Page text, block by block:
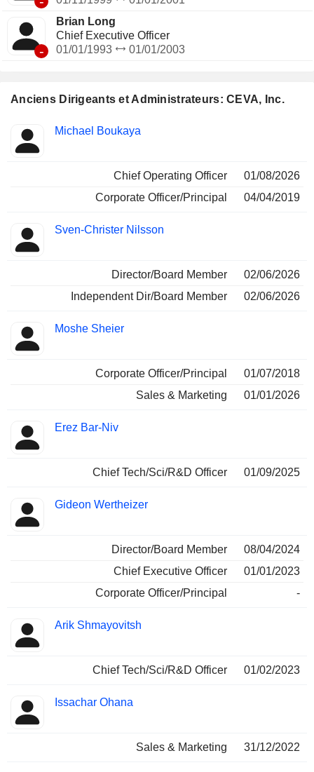
Anciens Dirigeants et Administrateurs: CEVA, Inc.
Insider
Fonctions
Michael Boukaya
Chief Operating Officer
01/08/2026
Corporate Officer/Principal
04/04/2019
Sven-Christer Nilsson
Director/Board Member
02/06/2026
Independent Dir/Board Member
02/06/2026
Moshe Sheier
Corporate Officer/Principal
01/07/2018
Sales & Marketing
01/01/2026
Erez Bar-Niv
Chief Tech/Sci/R&D Officer 01/09/2025
Gideon Wertheizer
Director/Board Member
08/04/2024
Chief Executive Officer
01/01/2023
Corporate Officer/Principal
-
Arik Shmayovitsh
Chief Tech/Sci/R&D Officer 01/02/2023
Issachar Ohana
Sales & Marketing 31/12/2022
-
Brian Long
Chief Executive Officer
01/01/1993
01/01/2003